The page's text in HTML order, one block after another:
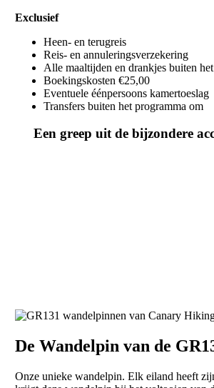
Exclusief
Heen- en terugreis
Reis- en annuleringsverzekering
Alle maaltijden en drankjes buiten
Boekingskosten €25,00
Eventuele éénpersoons kamertoeslag
Transfers buiten het programma om
Een greep uit de bijzondere
De Wandelpin van de
Onze unieke wandelpin. Elk eiland heeft